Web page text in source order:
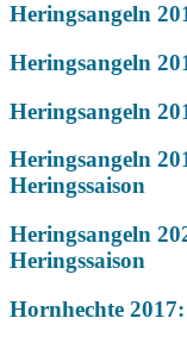
Heringsangeln
Heringsangeln
Heringsangeln
Heringsangeln
Heringssaison
Heringsangeln
Heringssaison
Hornhechte